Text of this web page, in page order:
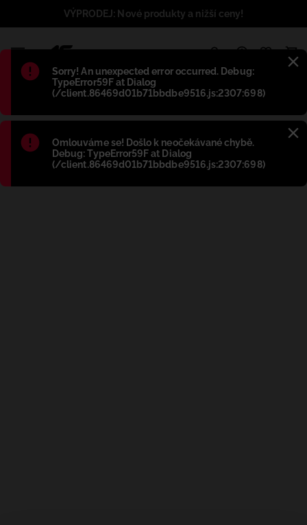
Błąd:
Sorry! An unexpected error occurred. Debug:
TypeError59F at Dialog
(/client.86469d01b71bbdbe9516.js:2307:698)
Błąd:
Omlouváme se! Došlo k neočekávané chybě.
Debug: TypeError59F at Dialog
(/client.86469d01b71bbdbe9516.js:2307:698)
VÝPRODEJ: Nové produkty a nižší ceny!